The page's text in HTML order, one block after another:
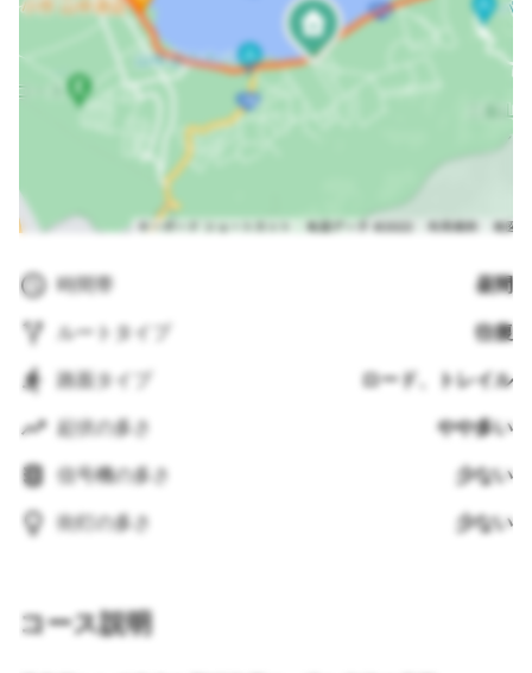
時間帯 昼間
ルートタイプ 往復
路面タイプ ロード、トレイル
起伏の多さ やや多い
信号機の多さ 少ない
街灯の多さ 少ない
コース説明